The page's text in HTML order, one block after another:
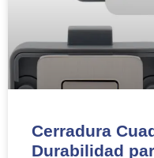
Cerradura
Durabilidad